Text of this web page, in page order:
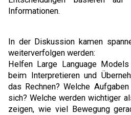
Informationen.
In der Diskussion kamen
weiterverfolgen werden:
Helfen Large Language
beim Interpretieren und
das Rechnen? Welche
sich? Welche werden wichtiger
zeigen, wie viel Bewegung